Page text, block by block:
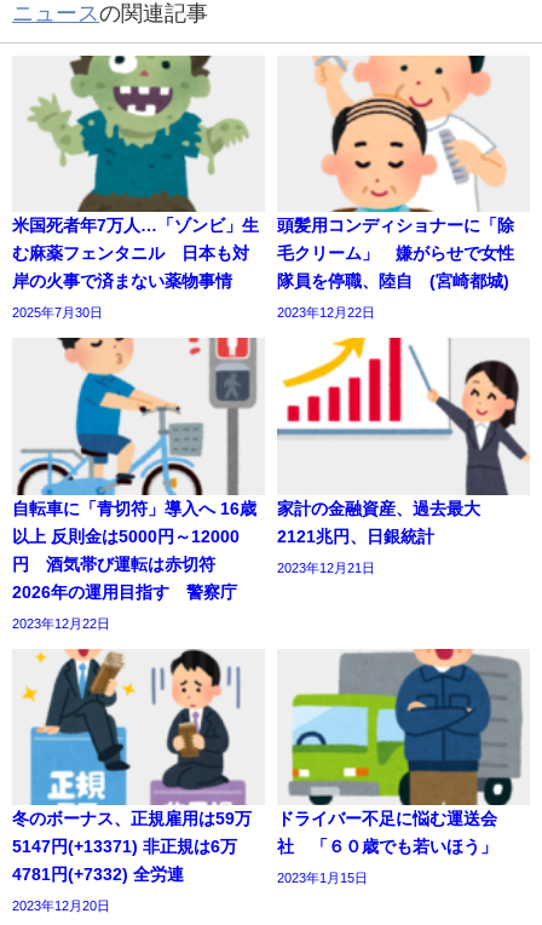
ニュースの関連記事
米国死者年7万人…「ゾンビ」生
む麻薬フェンタニル 日本も対
岸の火事で済まない薬物事情
2025年7月30日
頭髪用コンディショナーに「除
毛クリーム」 嫌がらせで女性
隊員を停職、陸自 (宮崎都城)
2023年12月22日
自転車に「青切符」導入へ 16歳
以上 反則金は5000円～12000
円 酒気帯び運転は赤切符
2026年の運用目指す 警察庁
2023年12月22日
家計の金融資産、過去最大
2121兆円、日銀統計
2023年12月21日
冬のボーナス、正規雇用は59万
5147円(+13371) 非正規は6万
4781円(+7332) 全労連
2023年12月20日
ドライバー不足に悩む運送会
社 「６０歳でも若いほう」
2023年1月15日